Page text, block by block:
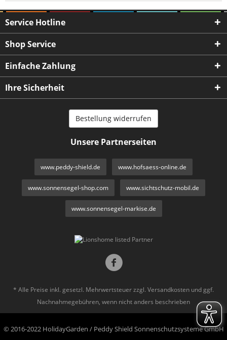
Service Hotline
Shop Service
Einfache Zahlung
Ihre Sicherheit
Bestellung widerrufen
Unsere Partnerseiten
www.peddy-shield.de www.hofsaess-online.de
www.sonnensegel-shop.com www.sichtschutz-mobil.de
www.sonnensegel-markise.de
* Alle Preise inkl. gesetzl. Mehrwertsteuer zzgl. Versandkosten und ggf.
Nachnahmegebühren, wenn nicht anders beschrieben
© 2016-2022 HolidayGarden / Peddy Shield Sonnenschutzsysteme GmbH